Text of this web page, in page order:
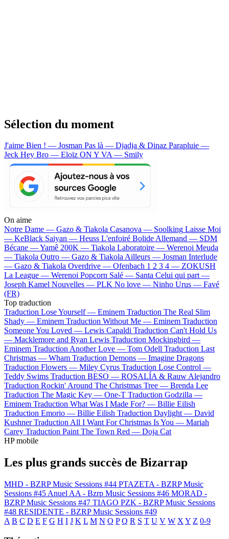
Sélection du moment
J'aime Bien ! — Josman Pas là — Djadja & Dinaz Parapluie —
Jeck Hey Bro — Eloïz ON Y VA — Smily
On aime
Notre Dame — Gazo & Tiakola Casanova — Soolking Laisse Moi
— KeBlack Saiyan — Heuss L'enfoiré Bolide Allemand — SDM
Bécane —Yamê 200K — Tiakola Laboratoire — Werenoi Meuda
— Tiakola Outro — Gazo & TiakolaAilleurs — Josman Interlude
— Gazo & Tiakola Overdrive — Ofenbach 1 2 3 4 — ZOKUSH
La League — Werenoi Popcorn Salé — Santa Celui qui part —
Joseph Kamel Nouvelles — PLK No love — Ninho Urus — Favé
(FR)
Top traduction
Traduction Lose Yourself — Eminem Traduction The Real Slim
Shady — Eminem Traduction Without Me — Eminem Traduction
Someone You Loved — Lewis Capaldi Traduction Can't Hold Us
— Macklemore and Ryan Lewis Traduction Mockingbird —
Eminem Traduction Another Love — Tom Odell Traduction Last
Christmas — Wham Traduction Demons — Imagine Dragons
Traduction Flowers — Miley Cyrus Traduction Lose Control —
Teddy Swims Traduction BESO — ROSALÍA & Rauw Alejandro
Traduction Rockin' Around The Christmas Tree — Brenda Lee
Traduction The Magic Key — One-T Traduction Godzilla —
Eminem Traduction What Was I Made For? — Billie Eilish
Traduction Emorio — Billie Eilish Traduction Daylight — David
Kushner Traduction All I Want For Christmas Is You — Mariah
Carey Traduction Paint The Town Red — Doja Cat
HP mobile
Les plus grands succès de Bizarrap
MHD - BZRP Music Sessions #44 PTAZETA - BZRP Music
Sessions #45 Anuel AA - Bzrp Music Sessions #46 MORAD -
BZRP Music Sessions #47 TIAGO PZK - BZRP Music Sessions
#48 RESIDENTE - BZRP Music Sessions #49
A B C D E F G H I J K L M N O P Q R S T U V W X Y Z 0-9